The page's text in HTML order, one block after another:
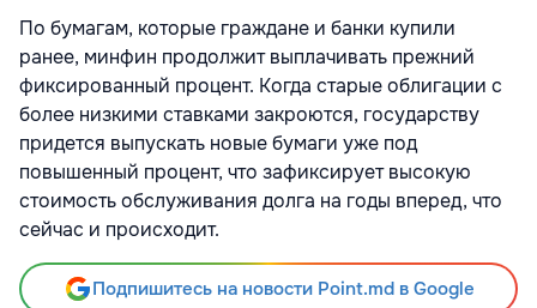
По бумагам, которые граждане и банки купили
ранее, минфин продолжит выплачивать прежний
фиксированный процент. Когда старые облигации с
более низкими ставками закроются, государству
придется выпускать новые бумаги уже под
повышенный процент, что зафиксирует высокую
стоимость обслуживания долга на годы вперед, что
сейчас и происходит.
Подпишитесь на новости Point.md в Google